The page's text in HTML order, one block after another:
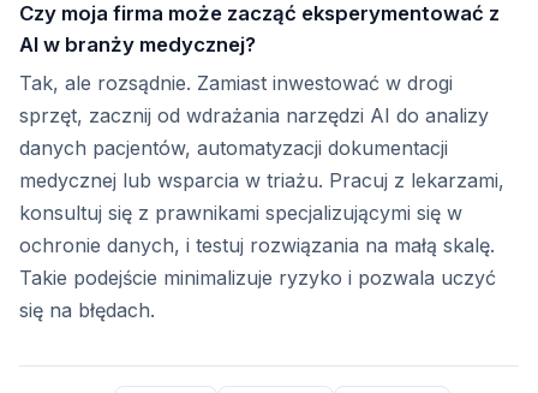
Czy moja firma może zacząć eksperymentować z
AI w branży medycznej?
Tak, ale rozsądnie. Zamiast inwestować w drogi
sprzęt, zacznij od wdrażania narzędzi AI do analizy
danych pacjentów, automatyzacji dokumentacji
medycznej lub wsparcia w triażu. Pracuj z lekarzami,
konsultuj się z prawnikami specjalizującymi się w
ochronie danych, i testuj rozwiązania na małą skalę.
Takie podejście minimalizuje ryzyko i pozwala uczyć
się na błędach.